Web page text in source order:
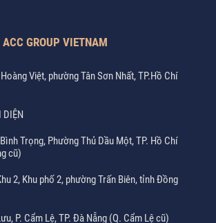
GROUP VIETNAM
Việt, phường Tân Sơn Nhất, TP.Hồ Chí
DIỆN
Trọng, Phường Thủ Dầu Một, TP. Hồ Chí
cũ)
2, Khu phố 2, phường Trấn Biên, tỉnh Đồng
P. Cẩm Lệ, TP. Đà Nẵng (Q. Cẩm Lệ cũ)